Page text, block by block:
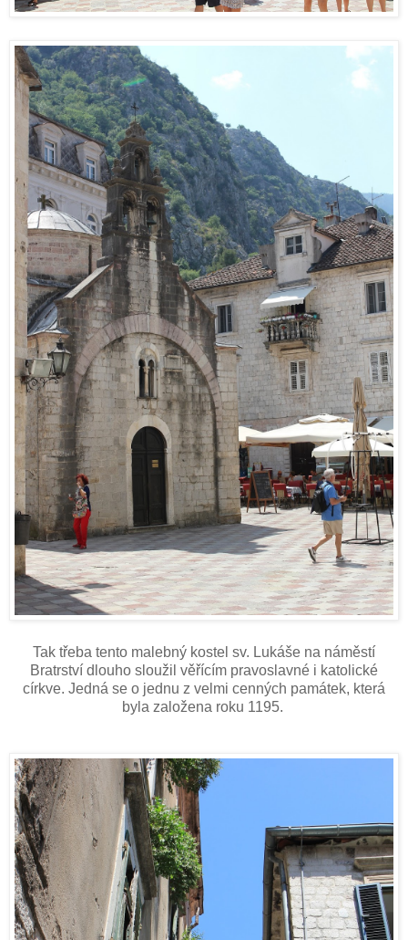
Tak třeba tento malebný kostel sv. Lukáše na náměstí
Bratrství dlouho sloužil věřícím pravoslavné i katolické
církve. Jedná se o jednu z velmi cenných památek, která
byla založena roku 1195.